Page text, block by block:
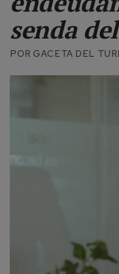
senda
POR GACETA DEL